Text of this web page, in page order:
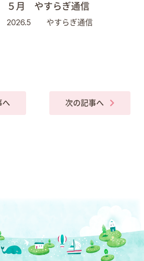
５月 やすらぎ通信
2026.5 やすらぎ通信
へ 次の記事へ